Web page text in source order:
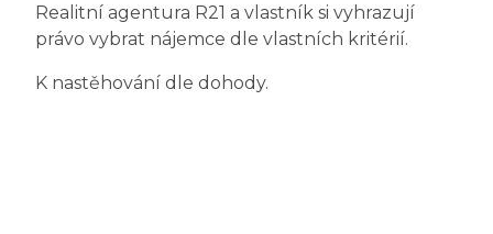
Realitní agentura R21 a vlastník si vyhrazují
právo vybrat nájemce dle vlastních kritérií.
K nastěhování dle dohody.